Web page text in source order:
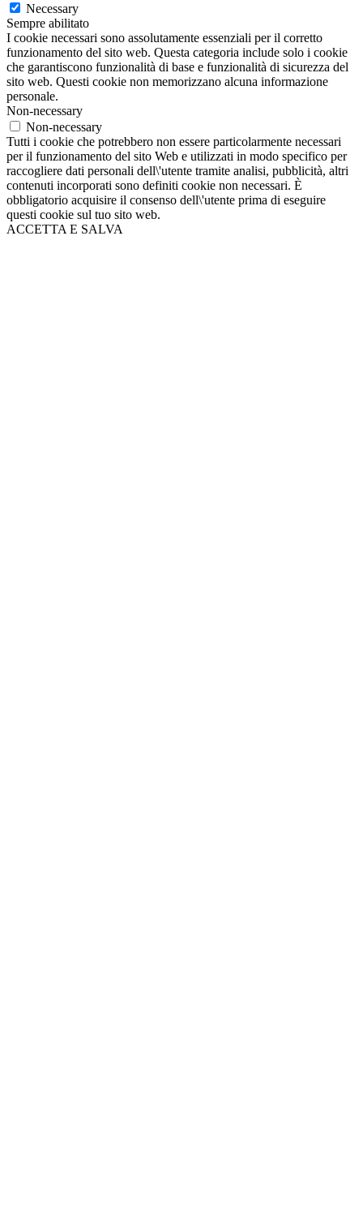
Necessary
Sempre abilitato
I cookie necessari sono assolutamente essenziali per il corretto
funzionamento del sito web. Questa categoria include solo i cookie
che garantiscono funzionalità di base e funzionalità di sicurezza del
sito web. Questi cookie non memorizzano alcuna informazione
personale.
Non-necessary
Non-necessary
Tutti i cookie che potrebbero non essere particolarmente necessari
per il funzionamento del sito Web e utilizzati in modo specifico per
raccogliere dati personali dell\'utente tramite analisi, pubblicità, altri
contenuti incorporati sono definiti cookie non necessari. È
obbligatorio acquisire il consenso dell\'utente prima di eseguire
questi cookie sul tuo sito web.
ACCETTA E SALVA